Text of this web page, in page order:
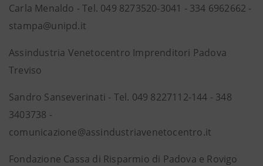
Carla Menaldo - Tel. 049 8273520-3041 - 334 6962662 -
stampa@unipd.it
Assindustria Venetocentro Imprenditori Padova
Treviso
Sandro Sanseverinati - Tel. 049 8227112-144 - 348
3403738 -
comunicazione@assindustriavenetocentro.it
Fondazione Cassa di Risparmio di Padova e Rovigo